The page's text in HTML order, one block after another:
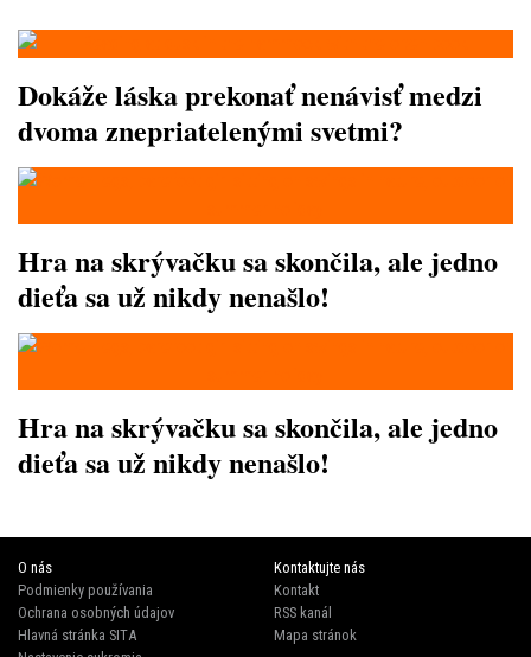
Dokáže láska prekonať nenávisť medzi
dvoma znepriatelenými svetmi?
Hra na skrývačku sa skončila, ale jedno
dieťa sa už nikdy nenašlo!
Hra na skrývačku sa skončila, ale jedno
dieťa sa už nikdy nenašlo!
O nás
Podmienky používania
Ochrana osobných údajov
Hlavná stránka SITA
Kontaktujte nás
Kontakt
RSS kanál
Mapa stránok